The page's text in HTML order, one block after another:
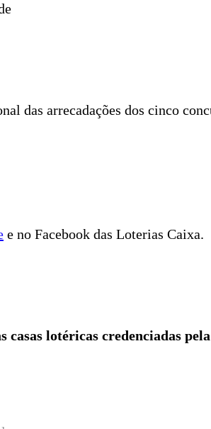
das arrecadações dos cinco
e no Facebook das Loterias Caixa.
casas lotéricas credenciadas pela